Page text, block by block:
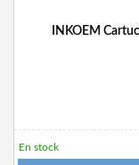
INKOEM
En stock